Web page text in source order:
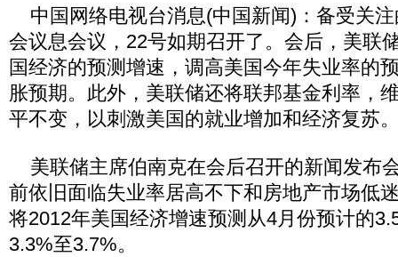
中国网络电视台消息(中国新闻)：备受关
会议息会议，22号如期召开了。会后，美联
国经济的预测增速，调高美国今年失业率的
胀预期。此外，美联储还将联邦基金利率，
平不变，以刺激美国的就业增加和经济复苏
美联储主席伯南克在会后召开的新闻发布
前依旧面临失业率居高不下和房地产市场低
将2012年美国经济增速预测从4月份预计的
3.3%至3.7%。